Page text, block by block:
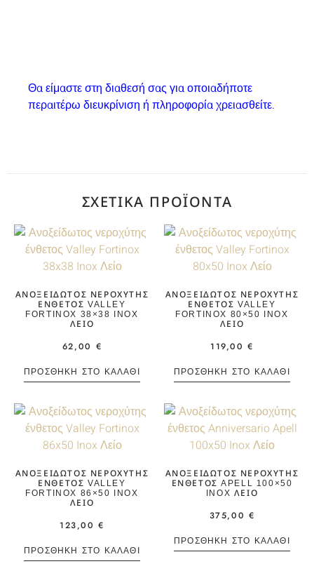
Θα είμαστε στη διαθεσή σας για οποιαδήποτε
περαιτέρω διευκρίνιση ή πληροφορία χρειασθείτε.
ΣΧΕΤΙΚΆ ΠΡΟΪΌΝΤΑ
ΑΝΟΞΕΊΔΩΤΟΣ ΝΕΡΟΧΎΤΗΣ
ΈΝΘΕΤΟΣ VALLEY
FORTINOX 38×38 INOX
ΛΕΊΟ
62,00 €
ΠΡΟΣΘΉΚΗ ΣΤΟ ΚΑΛΆΘΙ
ΑΝΟΞΕΊΔΩΤΟΣ ΝΕΡΟΧΎΤΗΣ
ΈΝΘΕΤΟΣ VALLEY
FORTINOX 80×50 INOX
ΛΕΊΟ
119,00€
ΠΡΟΣΘΉΚΗ ΣΤΟ ΚΑΛΆΘΙ
ΑΝΟΞΕΊΔΩΤΟΣ ΝΕΡΟΧΎΤΗΣ
ΈΝΘΕΤΟΣ VALLEY
FORTINOX 86×50 INOX
ΛΕΊΟ
123,00€
ΠΡΟΣΘΉΚΗ ΣΤΟ ΚΑΛΆΘΙ
ΑΝΟΞΕΊΔΩΤΟΣ ΝΕΡΟΧΎΤΗΣ
ΈΝΘΕΤΟΣ APELL 100×50
INOX ΛΕΊΟ
375,00 €
ΠΡΟΣΘΉΚΗ ΣΤΟ ΚΑΛΆΘΙ